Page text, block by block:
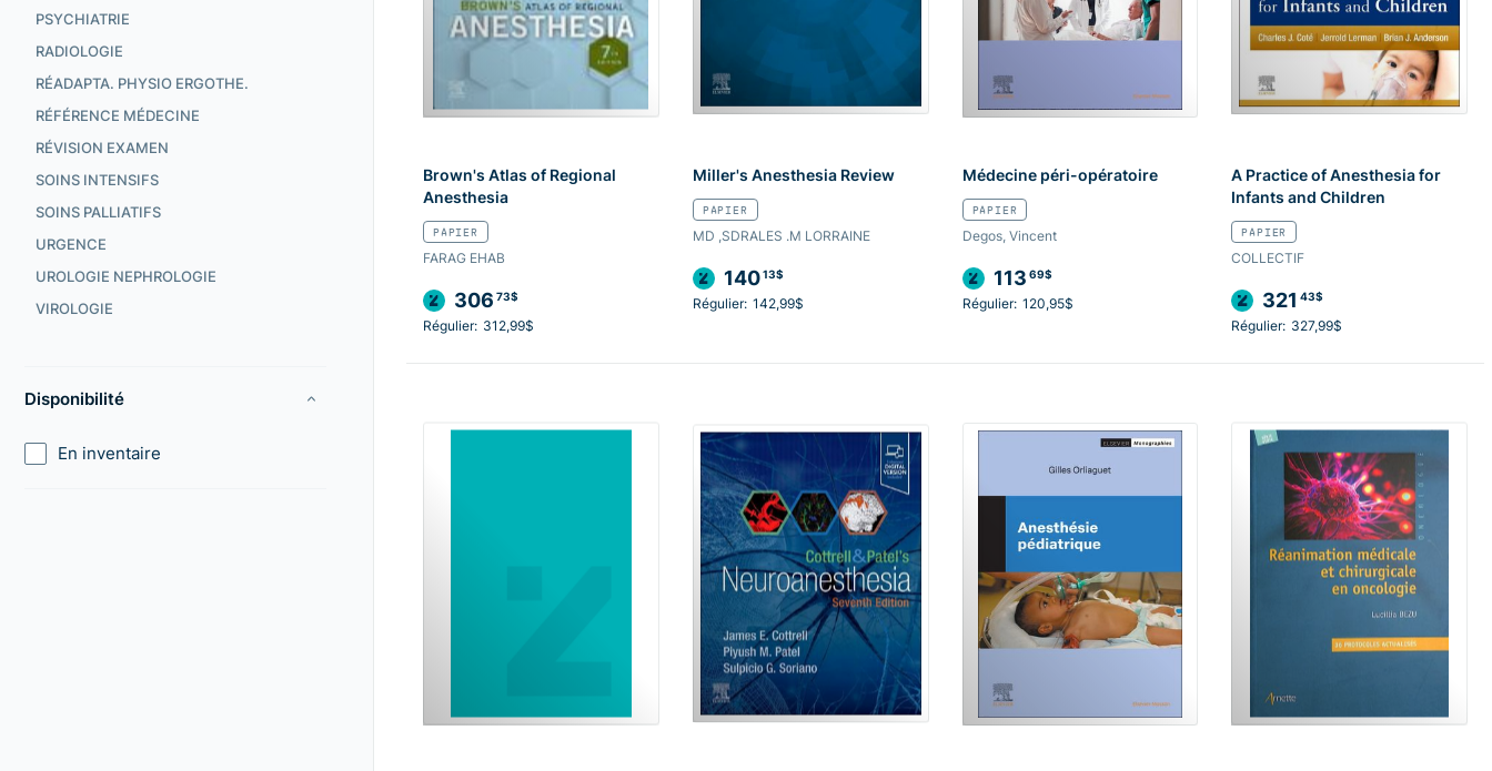
PSYCHIATRIE
RADIOLOGIE
RÉADAPTA. PHYSIO ERGOTHE.
RÉFÉRENCE MÉDECINE
RÉVISION EXAMEN
SOINS INTENSIFS
SOINS PALLIATIFS
URGENCE
UROLOGIE NEPHROLOGIE
VIROLOGIE
Disponibilité
En inventaire
Brown's Atlas of Regional
Anesthesia
PAPIER
FARAG EHAB
306 73$
Régulier: 312,99$
Miller's Anesthesia Review
PAPIER
MD ,SDRALES .M LORRAINE
14013$
Régulier: 142,99$
Médecine péri-opératoire
PAPIER
Degos, Vincent
113 69$
Régulier: 120,95$
A Practice of Anesthesia for
Infants and Children
PAPIER
COLLECTIF
321 43$
Régulier: 327,99$